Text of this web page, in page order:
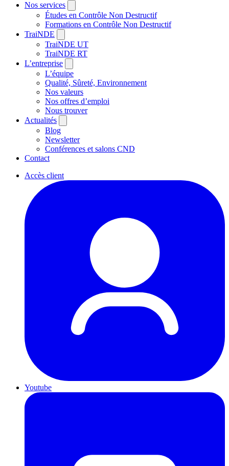
Nos services
Études en Contrôle Non Destructif
Formations en Contrôle Non Destructif
TraiNDE
TraiNDE UT
TraiNDE RT
L’entreprise
L’équipe
Qualité, Sûreté, Environnement
Nos valeurs
Nos offres d’emploi
Nous trouver
Actualités
Blog
Newsletter
Conférences et salons CND
Contact
Accès client
Youtube